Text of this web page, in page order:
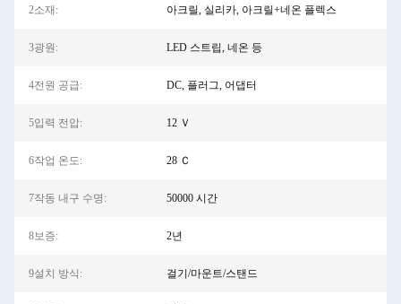
2소재: 아크릴, 실리카, 아크릴+네온 플렉스
3광원: LED 스트립, 네온 등
4전원 공급: DC, 플러그, 어댑터
5입력 전압: 12 Ｖ
6작업 온도: 28 Ｃ
7작동 내구 수명: 50000 시간
8보증: 2년
9설치 방식: 걸기/마운트/스탠드